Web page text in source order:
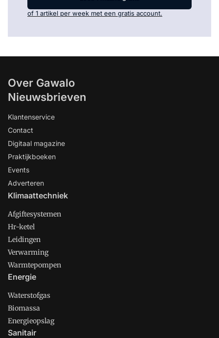
of 1 artikel per week met een gratis account.
Over Gawalo
Nieuwsbrieven
Klantenservice
Contact
Digitaal magazine
Praktijkboeken
Events
Adverteren
Klimaattechniek
Afgiftesystemen
Hr-ketel
Leidingen
Verwarming
Warmtepompen
Energie
Waterstofgas
Biomassa
Energieopslag
Sanitair